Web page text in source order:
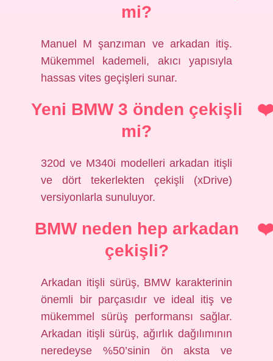
mi?
Manuel M şanzıman ve arkadan itiş.
Mükemmel kademeli, akıcı yapısıyla
hassas vites geçişleri sunar.
Yeni BMW 3 önden çekişli
mi?
320d ve M340i modelleri arkadan itişli
ve dört tekerlekten çekişli (xDrive)
versiyonlarla sunuluyor.
BMW neden hep arkadan
çekişli?
Arkadan itişli sürüş, BMW karakterinin
önemli bir parçasıdır ve ideal itiş ve
mükemmel sürüş performansı sağlar.
Arkadan itişli sürüş, ağırlık dağılımının
neredeyse %50’sinin ön aksta ve